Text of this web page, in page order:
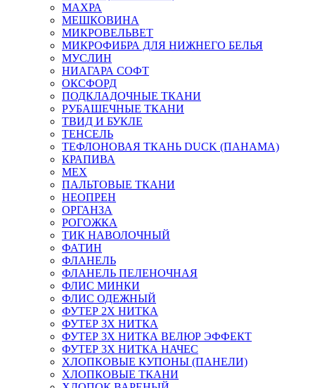
МАХРА
МЕШКОВИНА
МИКРОВЕЛЬВЕТ
МИКРОФИБРА ДЛЯ НИЖНЕГО БЕЛЬЯ
МУСЛИН
НИАГАРА СОФТ
ОКСФОРД
ПОДКЛАДОЧНЫЕ ТКАНИ
РУБАШЕЧНЫЕ ТКАНИ
ТВИД И БУКЛЕ
ТЕНСЕЛЬ
ТЕФЛОНОВАЯ ТКАНЬ DUCK (ПАНАМА)
КРАПИВА
МЕХ
ПАЛЬТОВЫЕ ТКАНИ
НЕОПРЕН
ОРГАНЗА
РОГОЖКА
ТИК НАВОЛОЧНЫЙ
ФАТИН
ФЛАНЕЛЬ
ФЛАНЕЛЬ ПЕЛЕНОЧНАЯ
ФЛИС МИНКИ
ФЛИС ОДЕЖНЫЙ
ФУТЕР 2Х НИТКА
ФУТЕР 3Х НИТКА
ФУТЕР 3Х НИТКА ВЕЛЮР ЭФФЕКТ
ФУТЕР 3Х НИТКА НАЧЕС
ХЛОПКОВЫЕ КУПОНЫ (ПАНЕЛИ)
ХЛОПКОВЫЕ ТКАНИ